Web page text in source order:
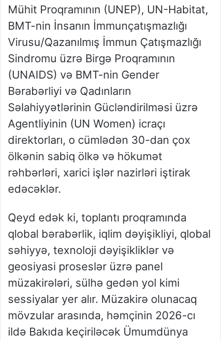
Mühit Proqramının (UNEP), UN-Habitat,
BMT-nin İnsanın İmmunçatışmazlığı
Virusu/Qazanılmış İmmun Çatışmazlığı
Sindromu üzrə Birgə Proqramının
(UNAIDS) və BMT-nin Gender
Bərabərliyi və Qadınların
Səlahiyyətlərinin Gücləndirilməsi üzrə
Agentliyinin (UN Women) icraçı
direktorları, o cümlədən 30-dan çox
ölkənin sabiq ölkə və hökumət
rəhbərləri, xarici işlər nazirləri iştirak
edəcəklər.
Qeyd edək ki, toplantı proqramında
qlobal bərabərlik, iqlim dəyişikliyi, qlobal
səhiyyə, texnoloji dəyişikliklər və
geosiyasi proseslər üzrə panel
müzakirələri, sülhə gedən yol kimi
sessiyalar yer alır. Müzakirə olunacaq
mövzular arasında, həmçinin 2026-cı
ildə Bakıda keçiriləcək Ümumdünya